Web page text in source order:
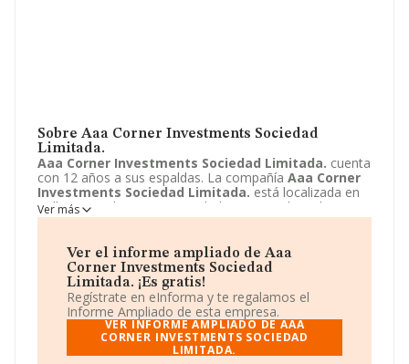
Sobre Aaa Corner Investments Sociedad
Limitada.
Aaa Corner Investments Sociedad Limitada. cuenta
con 12 años a sus espaldas. La compañía Aaa Corner
Investments Sociedad Limitada.está localizada en
Calle Emporda, 14. Su actividad CNAE se ubica dentro
de 6812 - Promoción inmobiliaria.Aaa Corner
sociedad Sociedad limitada.
Ver más
Ver el informe ampliado de Aaa
Corner Investments Sociedad
Limitada. ¡Es gratis!
Regístrate en eInforma y te regalamos el
Informe Ampliado de esta empresa.
VER INFORME AMPLIADO DE AAA
CORNER INVESTMENTS SOCIEDAD
LIMITADA.